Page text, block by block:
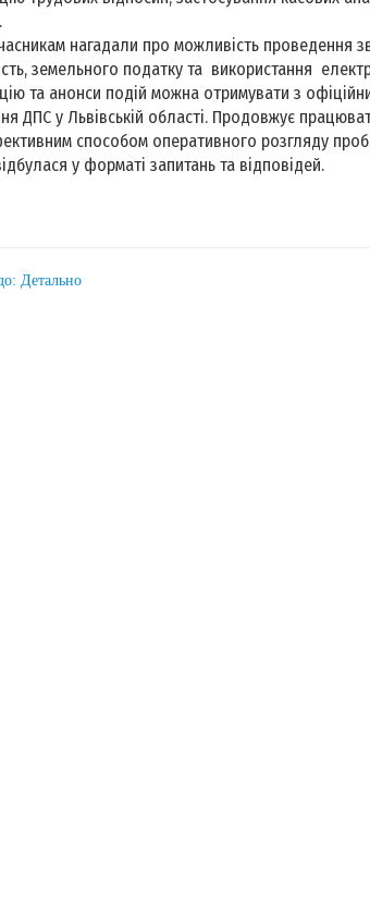
нагадали про можливість проведення
земельного податку та використання
та анонси подій можна отримувати з
ДПС у Львівській області. Продовжує
способом оперативного розгляду
у форматі запитань та відповідей.
Детально